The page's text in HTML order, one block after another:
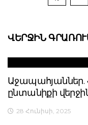
ՎԵՐՋԻՆ
ընտանիքի
28 Հունիսի, 2025